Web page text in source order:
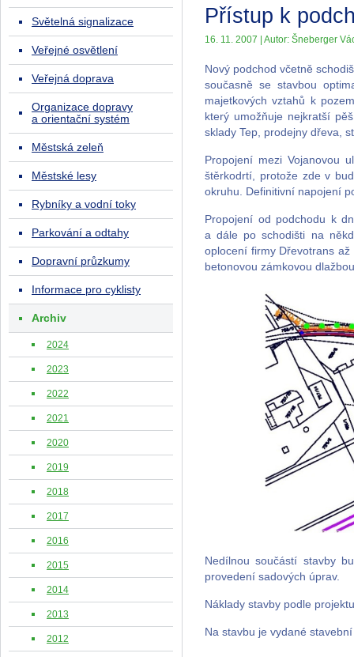
Přístup k
16. 11. 2007 | Autor: Šneberger
Nový podchod včetně
současně se stavbou
majetkových vztahů k
který umožňuje nejkratší
sklady Tep, prodejny dřeva,
Propojení mezi Vojanovou
štěrkodrtí, protože zde v
okruhu. Definitivní napojení
Propojení od podchodu k
a dále po schodišti na
oplocení firmy Dřevotrans
betonovou zámkovou
Nedílnou součástí stavby
provedení sadových úprav.
Náklady stavby podle
Na stavbu je vydané
Světelná signalizace
Veřejné osvětlení
Veřejná doprava
Organizace dopravy
a orientační systém
Městská zeleň
Městské lesy
Rybníky a vodní toky
Parkování a odtahy
Dopravní průzkumy
Informace pro cyklisty
Archiv
2024
2023
2022
2021
2020
2019
2018
2017
2016
2015
2014
2013
2012